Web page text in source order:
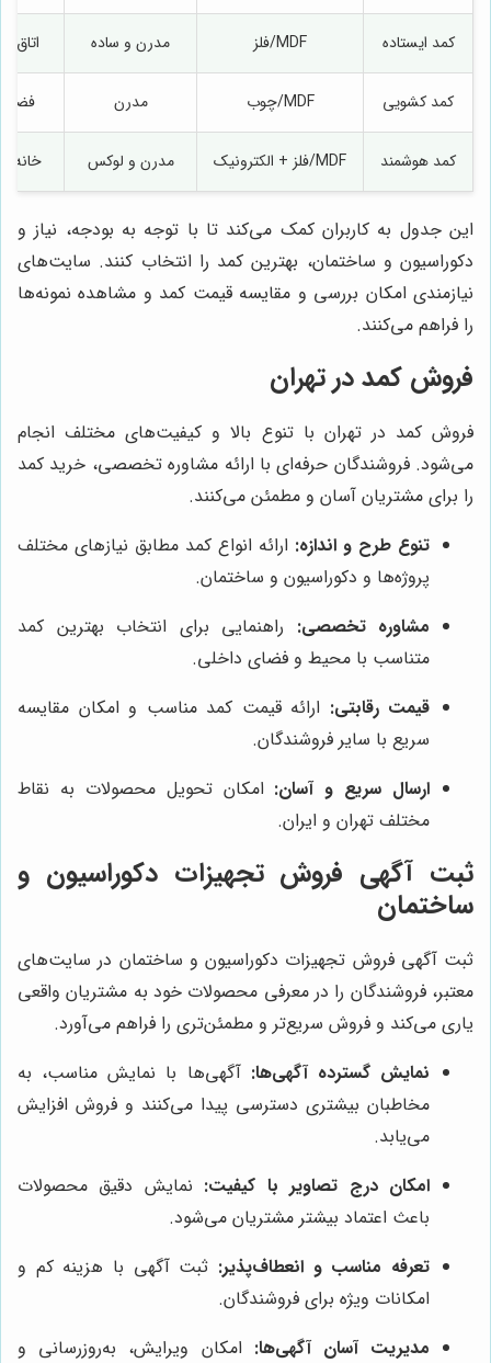
کمد ایستاده MDF/فلز مدرن و ساده اتاق
کمد کشویی MDF/چوب مدرن
کمد هوشمند MDF/فلز + الکترونیک مدرن و لوکس
این جدول به کاربران کمک می‌کند تا با توجه به بودجه، نیاز و
دکوراسیون و ساختمان، بهترین کمد را انتخاب کنند. سایت‌های
نیازمندی امکان بررسی و مقایسه قیمت کمد و مشاهده نمونه‌ها
را فراهم می‌کنند.
فروش کمد در تهران
فروش کمد در تهران با تنوع بالا و کیفیت‌های مختلف انجام
می‌شود. فروشندگان حرفه‌ای با ارائه مشاوره تخصصی، خرید کمد
را برای مشتریان آسان و مطمئن می‌کنند.
تنوع طرح و اندازه: ارائه انواع کمد مطابق نیازهای مختلف
پروژه‌ها و دکوراسیون و ساختمان.
مشاوره تخصصی: راهنمایی برای انتخاب بهترین کمد
متناسب با محیط و فضای داخلی.
قیمت رقابتی: ارائه قیمت کمد مناسب و امکان مقایسه
سریع با سایر فروشندگان.
ارسال سریع و آسان: امکان تحویل محصولات به نقاط
مختلف تهران و ایران.
ثبت آگهی فروش تجهیزات دکوراسیون و
ساختمان
ثبت آگهی فروش تجهیزات دکوراسیون و ساختمان در سایت‌های
معتبر، فروشندگان را در معرفی محصولات خود به مشتریان واقعی
یاری می‌کند و فروش سریع‌تر و مطمئن‌تری را فراهم می‌آورد.
نمایش گسترده آگهی‌ها: آگهی‌ها با نمایش مناسب، به
مخاطبان بیشتری دسترسی پیدا می‌کنند و فروش افزایش
می‌یابد.
امکان درج تصاویر با کیفیت: نمایش دقیق محصولات
باعث اعتماد بیشتر مشتریان می‌شود.
تعرفه مناسب و انعطاف‌پذیر: ثبت آگهی با هزینه کم و
امکانات ویژه برای فروشندگان.
مدیریت آسان آگهی‌ها: امکان ویرایش، به‌روزرسانی و